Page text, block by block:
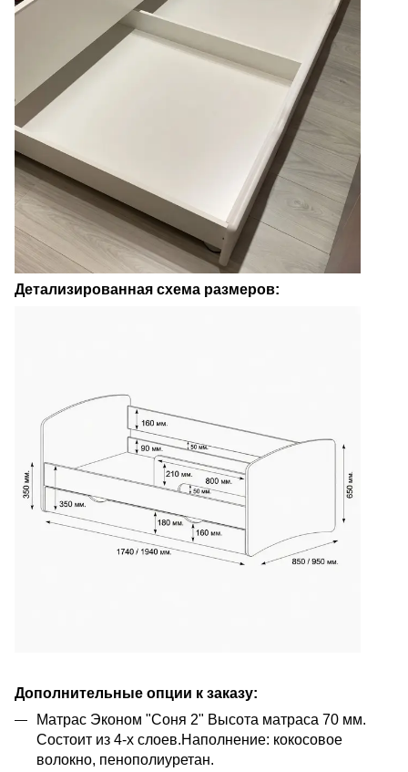
Детализированная схема размеров:
Дополнительные опции к заказу:
Матрас Эконом "Соня 2" Высота матраса 70 мм.
Состоит из 4-х слоев.Наполнение: кокосовое
волокно, пенополиуретан.